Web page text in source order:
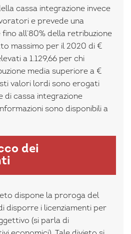
cassa integrazione invece
e prevede una
all’80% della retribuzione
massimo per il 2020 di €
a 1.129,66 per chi
media superiore a €
valori lordi sono erogati
di cassa integrazione
sono disponibili a
dei
dispone la proroga del
disporre i licenziamenti per
(si parla di